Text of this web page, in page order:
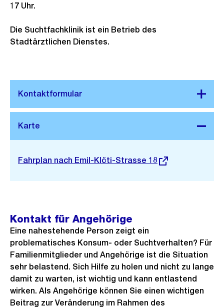
17 Uhr.
Die Suchtfachklinik ist ein Betrieb des
Stadtärztlichen Dienstes.
Stadtplan 3D
Externer
Fahrplan nach Emil-Klöti-Strasse 18
Kontakt für Angehörige
Eine nahestehende Person zeigt ein
problematisches Konsum- oder Suchtverhalten? Für
Familienmitglieder und Angehörige ist die Situation
sehr belastend. Sich Hilfe zu holen und nicht zu lange
damit zu warten, ist wichtig und kann entlastend
wirken. Als Angehörige können Sie einen wichtigen
Beitrag zur Veränderung im Rahmen des